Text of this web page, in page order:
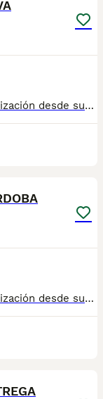
dedicación, salud y una excelente socialización desde sus primeras semanas de vida, estaremos encantados de ayudarte. 🚚 Realizamos entregas en toda España, con especial frecuencia en **Andalucía**: Sevilla, Málaga, Cádiz, Córdoba, Granada, Jaén, Huelva y Almería. También entregamos habitualmente en Marbella, Jerez de la Frontera, Estepona, Fuengirola, Benalmádena, Mijas, Dos Hermanas y cualquier punto de España. **Entrega 100% a contrarreembolso.** No tendrás que adelantar el importe del cachorro. Lo recibirás en la puerta de tu casa mediante transporte especializado y podrás comprobar que todo está correcto antes de realizar el pago. Nuestros cachorros se entregan: ✅ Vacunados y desparasitados según su edad. ✅ Con microchip, cartilla veterinaria y documentación al día. ✅ Revisados veterinariamente antes de salir de nuestras instalaciones. ✅ Procedentes de excelentes líneas, seleccionadas por salud, carácter y morfología. ✅ Perfectamente socializados y acostumbrados al contacto diario con personas. ✅ Iniciados en el aprendizaje para hacer sus necesidades sobre empapador, facilitando su adaptación al nuevo hogar. ✅ Con asesoramiento personalizado antes y después de la entrega. Nuestro objetivo no es vender un cachorro más. Queremos que cada familia reciba un compañero sano, equilibrado y criado con el máximo cuidado desde el primer día. 📩 Si deseas fotografías, vídeos o más información, escríbenos por privado. Estaremos encantados de ayudarte a encontrar el compañero perfecto670864332 Ñ Ñ
dedicación, salud y una excelente socialización desde sus primeras semanas de vida, estaremos encantados de ayudarte. 🚚 Realizamos entregas en toda España, con especial frecuencia en **Andalucía**: Sevilla, Málaga, Cádiz, Córdoba, Granada, Jaén, Huelva y Almería. También entregamos habitualmente en Marbella, Jerez de la Frontera, Estepona, Fuengirola, Benalmádena, Mijas, Dos Hermanas y cualquier punto de España. **Entrega 100% a contrarreembolso.** No tendrás que adelantar el importe del cachorro. Lo recibirás en la puerta de tu casa mediante transporte especializado y podrás comprobar que todo está correcto antes de realizar el pago. Nuestros cachorros se entregan: ✅ Vacunados y desparasitados según su edad. ✅ Con microchip, cartilla veterinaria y documentación al día. ✅ Revisados veterinariamente antes de salir de nuestras instalaciones. ✅ Procedentes de excelentes líneas, seleccionadas por salud, carácter y morfología. ✅ Perfectamente socializados y acostumbrados al contacto diario con personas. ✅ Iniciados en el aprendizaje para hacer sus necesidades sobre empapador, facilitando su adaptación al nuevo hogar. ✅ Con asesoramiento personalizado antes y después de la entrega. Nuestro objetivo no es vender un cachorro más. Queremos que cada familia reciba un compañero sano, equilibrado y criado con el máximo cuidado desde el primer día. 📩 Si deseas fotografías, vídeos o más información, escríbenos por privado. Estaremos encantados de ayudarte a encontrar el compañero perfecto670864332 GRACIAS